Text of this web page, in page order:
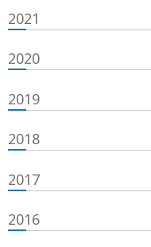
2021
2020
2019
2018
2017
2016